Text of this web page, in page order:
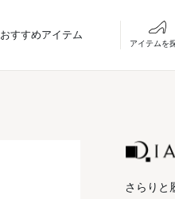
おすすめアイテム
アイテムを
さらりと